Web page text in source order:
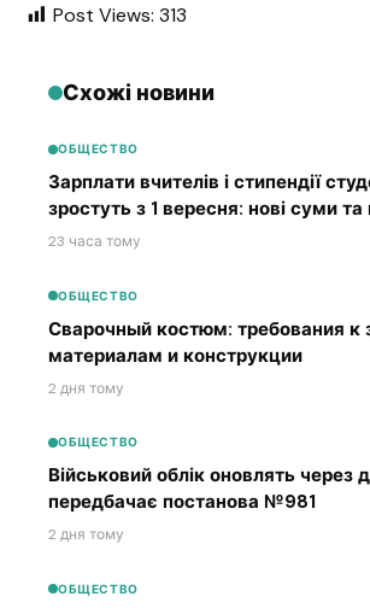
Post Views: 313
Схожі новини
ОБЩЕСТВО
Зарплати вчителів і стипендії
зростуть з 1 вересня: нові суми та
23 часа тому
ОБЩЕСТВО
Сварочный костюм: требования к
материалам и конструкции
2 дня тому
ОБЩЕСТВО
Військовий облік оновлять через
передбачає постанова №981
2 дня тому
ОБЩЕСТВО